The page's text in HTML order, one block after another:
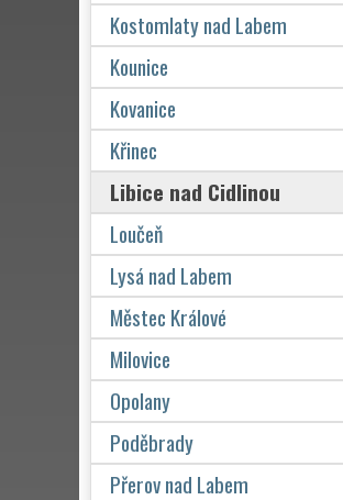
Kostomlaty nad Labem
Kounice
Kovanice
Křinec
Libice nad Cidlinou
Loučeň
Lysá nad Labem
Městec Králové
Milovice
Opolany
Poděbrady
Přerov nad Labem